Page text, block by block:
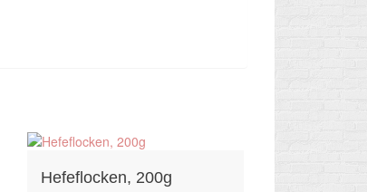
Hefeflocken, 200g